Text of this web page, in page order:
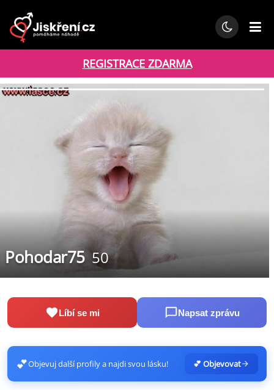
REGISTRACE ZDARMA
Pohodar75 50
Líbí se mi Napsat zprávu
💕Objevuj další profily a najdi svou lásku! 💕 Objevovat